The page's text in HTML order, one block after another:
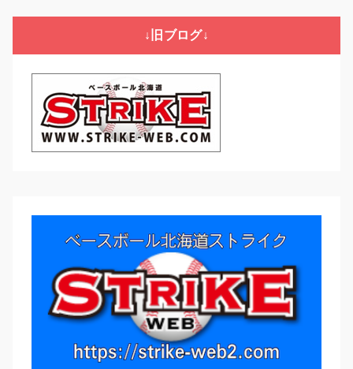
↓旧ブログ↓